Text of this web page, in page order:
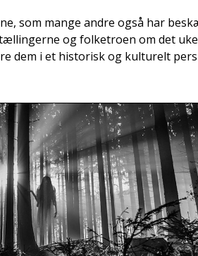
som man­ge andre også har
og fol­ke­tro­en om det
dem i et histo­risk og kul­tu­relt